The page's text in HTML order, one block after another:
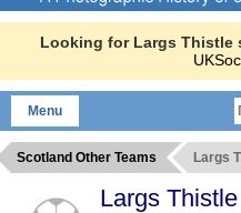
Looking for Largs Thistle
Menu
Scotland Other Teams Largs
Largs Thistle